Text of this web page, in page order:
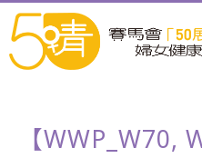
【WWP_W70,